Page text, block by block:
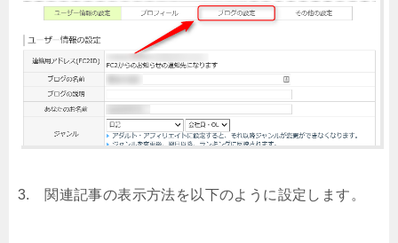
3. 関連記事の表示方法を以下のように設定します。